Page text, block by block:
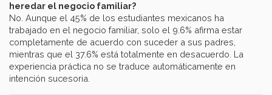
heredar el negocio familiar?
No. Aunque el 45% de los estudiantes mexicanos ha
trabajado en el negocio familiar, solo el 9.6% afirma estar
completamente de acuerdo con suceder a sus padres,
mientras que el 37.6% está totalmente en desacuerdo. La
experiencia práctica no se traduce automáticamente en
intención sucesoria.